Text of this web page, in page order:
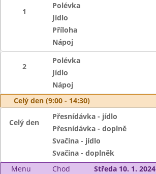
1
Polévka
Jídlo
Příloha
Nápoj
2
Polévka
Jídlo
Nápoj
Celý den (9:00 - 14:30)
Celý den
Přesnídávka - jídlo
Přesnídávka - doplně
Svačina - jídlo
Svačina - doplněk
Menu
Chod
Středa 10. 1. 2024